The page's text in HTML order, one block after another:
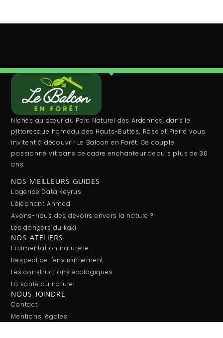
Nichés au cœur du Parc Naturel des Ardennes, dans le
pittoresque hameau des Hauts-Buttés, Rose et Pierre vous
invitent à découvrir Le Balcon en Forêt. Ce couple
passionné vit dans ce cadre enchanteur depuis plus de 30
ans.
NOS MEILLEURS GUIDES
L'agence Data Keyrus
L'éléphant Ahmed
Avons-nous des devoirs envers la nature ?
Les dangers du kaki
NOS ATELIERS
L'alimentation naturelle
Respect de l'environnement
Les constructions écologiques
La santé au naturel
NOUS JOINDRE
Contact
Mentions légales